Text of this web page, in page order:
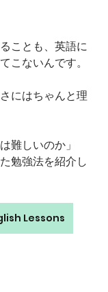
ことも、英語に
こないんです。
にはちゃんと理
難しいのか」
勉強法を紹介し
Lessons